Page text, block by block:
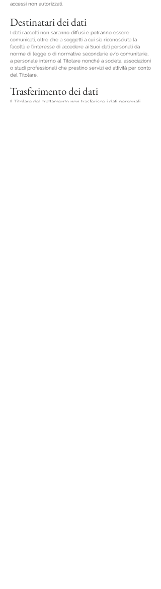
accessi non autorizzati.
Destinatari dei dati
I dati raccolti non saranno diffusi e potranno essere
comunicati, oltre che a soggetti a cui sia riconosciuta la
facoltà e l’interesse di accedere ai Suoi dati personali da
norme di legge o di normative secondarie e/o comunitarie,
a personale interno al Titolare nonché a società, associazioni
o studi professionali che prestino servizi ed attività per conto
del Titolare.
Trasferimento dei dati
Il Titolare del trattamento non trasferisce i dati personali